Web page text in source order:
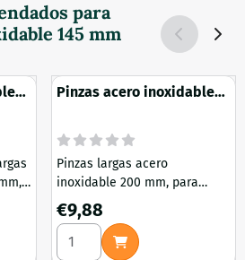
para
145 mm
Pinzas acero inoxidable 270 mm
Pinzas acero inoxidable
Pinzas largas acero
inoxidable 200 mm, para
tubos de cultivo
Precio: 9,88
€9,88
Seleccionar cantidad para